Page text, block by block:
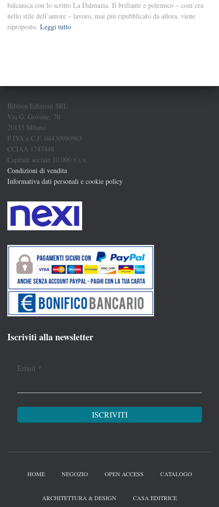
balcanica con lo scritto La Dalmazia. Il brillante e polemico – com’era
nello stile dell’autore – lavoro, mai più ripubblicato da allora, viene
riproposto, Leggi tutto
Biblion Edizioni SRL
Via G. Govone, 70
20155 Milano
P.IVA e C.F. 04430980963
CCIAA 1747448
Capitale sociale 10.000 € i.v.
Condizioni di vendita
Informativa dati personali e cookie policy
Iscriviti alla newsletter
Email *
HOME NEGOZIO OPEN ACCESS CATALOGO
ARCHITETTURA & DESIGN CASA EDITRICE